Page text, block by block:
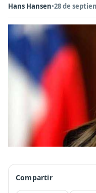
Hans Hansen•28 de
Compartir